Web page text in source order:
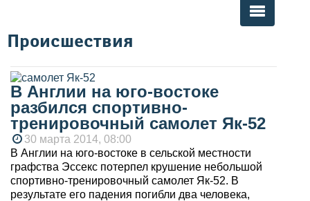
Вы здесь
Происшествия
В Англии на юго-востоке
разбился спортивно-
тренировочный самолет Як-52
30 марта 2014, 08:00
В Англии на юго-востоке в сельской местности
графства Эссекс потерпел крушение небольшой
спортивно-тренировочный самолет Як-52. В
результате его падения погибли два человека,